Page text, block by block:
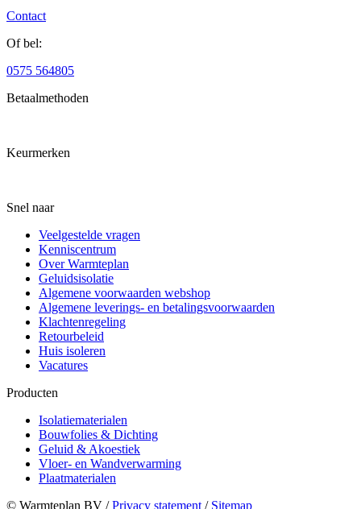
Contact
Of bel:
0575 564805
Betaalmethoden
Keurmerken
Snel naar
Veelgestelde vragen
Kenniscentrum
Over Warmteplan
Geluidsisolatie
Algemene voorwaarden webshop
Algemene leverings- en betalingsvoorwaarden
Klachtenregeling
Retourbeleid
Huis isoleren
Vacatures
Producten
Isolatiematerialen
Bouwfolies & Dichting
Geluid & Akoestiek
Vloer- en Wandverwarming
Plaatmaterialen
© Warmteplan BV​ /Privacy statement / Sitemap